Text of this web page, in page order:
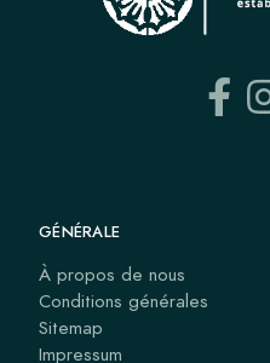
GÉNÉRALE
À propos de nous
Conditions générales
Sitemap
Impressum